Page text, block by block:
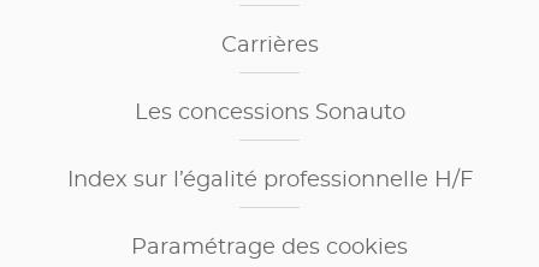
Carrières
Les concessions Sonauto
Index sur l’égalité professionnelle H/F
Paramétrage des cookies